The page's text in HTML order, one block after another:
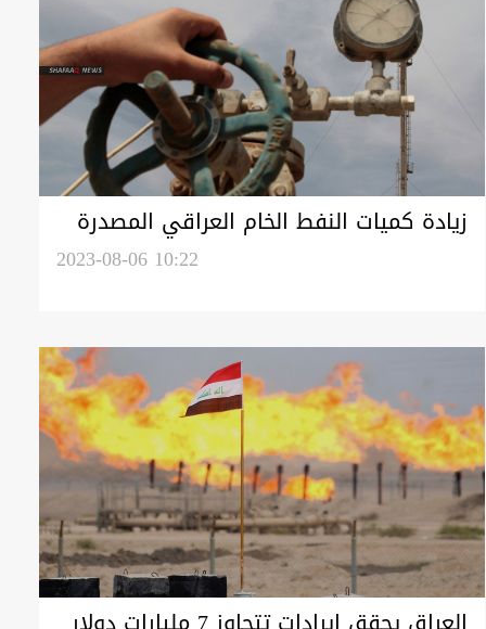
زيادة كميات النفط الخام العراقي المصدرة
2023-08-06 10:22